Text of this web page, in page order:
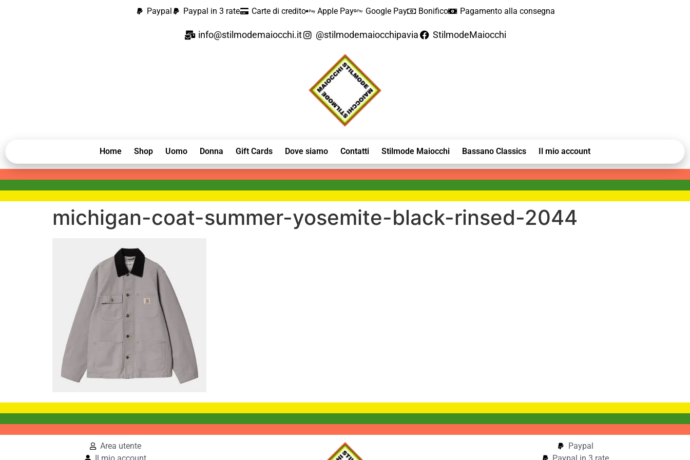
Paypal Paypal in 3 rate Carte di credito Apple Pay Google Pay Bonifico Pagamento alla consegna
info@stilmodemaiocchi.it @stilmodemaiocchipavia StilmodeMaiocchi
Home Shop Uomo Donna Gift Cards Dove siamo Contatti Stilmode Maiocchi Bassano Classics Il mio account
michigan-coat-summer-yosemite-black-rinsed-2044
Area utente
Paypal